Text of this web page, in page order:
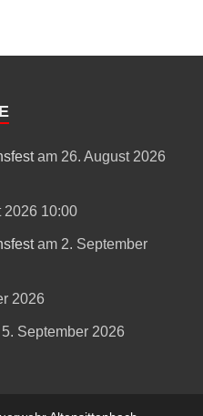
am 26. August 2026
2026 10:00
am 2. September
2026
September 2026